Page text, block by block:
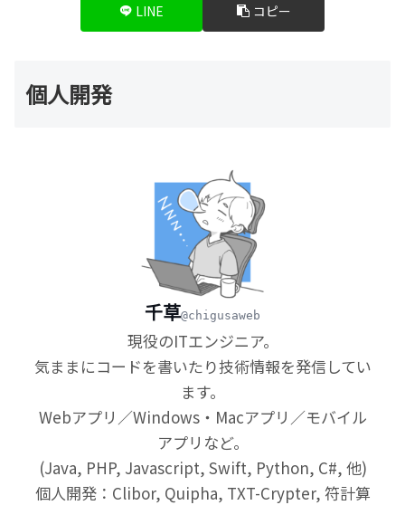
LINE コピー
個人開発
千草@chigusaweb
現役のITエンジニア。
気ままにコードを書いたり技術情報を発信してい
ます。
Webアプリ／Windows・Macアプリ／モバイル
アプリなど。
(Java, PHP, Javascript, Swift, Python, C#, 他)
個人開発：Clibor, Quipha, TXT-Crypter, 符計算